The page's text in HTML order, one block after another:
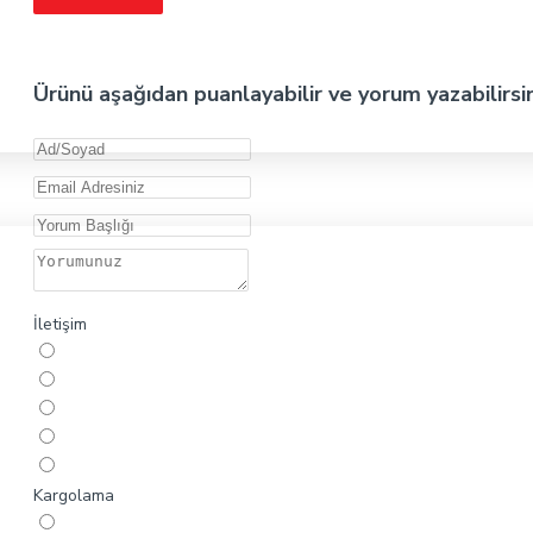
Ürünü aşağıdan puanlayabilir ve yorum
İletişim
Kargolama